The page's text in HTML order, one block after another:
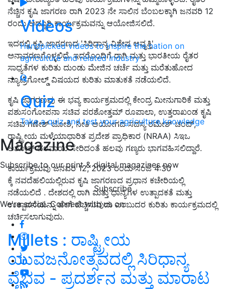
Videos
Handpicked videos to inspire the nation on
agriculture and related industry
Quiz
Take a quiz and test your agriculture knowledge
Magazine
Subscribe to our print & digital magazines now
Subscribe
We're social. Connect with us on:
ನೆಚ್ಚಿನ ಕೃಷಿ ಜಾಗರಣ ರಾಗಿ 2023 ನೇ ಸಾಲಿನ ಬೆಂಬಲಕ್ಕಾಗಿ ಜನವರಿ 12
ರಂದು ಅದ್ಧೂರಿ ಕಾರ್ಯಕ್ರಮವನ್ನು ಆಯೋಜಿಸಲಿದೆ.
ಇದರಲ್ಲಿ ಕೃಷಿ ಜಾಗರಣದ 'ಸಿರಿಧಾನ್ಯ ವಿಶೇಷ ಆವೃತ್ತಿ'
ಅನಾವರಣಗೊಳ್ಳಲಿದೆ. ಇದರೊಂದಿಗೆ ರಾಗಿ ಮತ್ತು ಭಾರತೀಯ ರೈತರ
ಸಾಧ್ಯತೆಗಳ ಕುರಿತು ದುಂಡು ಮೇಜಿನ ಚರ್ಚೆ ಮತ್ತು ಮರೆತುಹೋದ
ನ್ಯೂಟ್ರಿಗೋಲ್ಡ್ ವಿಷಯದ ಕುರಿತು ಮಾತುಕತೆ ನಡೆಯಲಿದೆ.
ಕೃಷಿ ಜಾಗರಣವು ಈ ಭವ್ಯ ಕಾರ್ಯಕ್ರಮದಲ್ಲಿ ಕೇಂದ್ರ ಮೀನುಗಾರಿಕೆ ಮತ್ತು
ಪಶುಸಂಗೋಪನಾ ಸಚಿವ ಪರಶೋತ್ತಮ್ ರೂಪಾಲಾ, ಉತ್ತರಾಖಂಡ ಕೃಷಿ
ಸಚಿವ ಗಣೇಶ್ ಜೋಶಿ, ನೀತಿ ಆಯೋಗದ ಸದಸ್ಯ ರಮೇಶ್ ಚಂದ್,
ರಾಷ್ಟ್ರೀಯ ಮಳೆಯಾಧಾರಿತ ಪ್ರದೇಶ ಪ್ರಾಧಿಕಾರ (NRAA) ಸಿಇಒ
ಅಶೋಕ್ ದಳವಾಯಿ ಸೇರಿದಂತೆ ಹಲವು ಗಣ್ಯರು ಭಾಗವಹಿಸಲಿದ್ದಾರೆ.
ಕಾರ್ಯಕ್ರಮವು ಜನವರಿ 12, 2023 ರಂದು ಸಂಜೆ 4:30
ಕ್ಕೆ ನವದೆಹಲಿಯಲ್ಲಿರುವ ಕೃಷಿ ಜಾಗರಣದ ಪ್ರಧಾನ ಕಚೇರಿಯಲ್ಲಿ
ನಡೆಯಲಿದೆ . ದೇಶದಲ್ಲಿ ರಾಗಿ ಮತ್ತು ಧಾನ್ಯಗಳ ಉತ್ಪಾದಕತೆ ಮತ್ತು
ಉತ್ಪಾದನೆಯನ್ನು ಹೇಗೆ ಹೆಚ್ಚಿಸುವುದು ಎಂಬುದರ ಕುರಿತು ಕಾರ್ಯಕ್ರಮದಲ್ಲಿ
ಚರ್ಚಿಸಲಾಗುವುದು.
Millets : ರಾಷ್ಟ್ರೀಯ
ಯುವಜನೋತ್ಸವದಲ್ಲಿ ಸಿರಿಧಾನ್ಯ
ವೈಭವ - ಪ್ರದರ್ಶನ ಮತ್ತು ಮಾರಾಟ